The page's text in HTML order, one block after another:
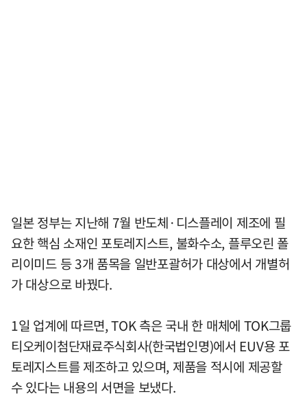
일본 정부는 지난해 7월 반도체·디스플레이 제조에 필
요한 핵심 소재인 포토레지스트, 불화수소, 플루오린 폴
리이미드 등 3개 품목을 일반포괄허가 대상에서 개별허
가 대상으로 바꿨다.
1일 업계에 따르면, TOK 측은 국내 한 매체에 TOK그룹
티오케이첨단재료주식회사(한국법인명)에서 EUV용 포
토레지스트를 제조하고 있으며, 제품을 적시에 제공할
수 있다는 내용의 서면을 보냈다.